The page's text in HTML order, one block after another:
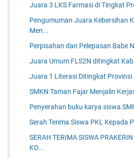
Juara 3 LKS Farmasi di Tingkat
Pengumuman Juara Kebersihan
Men...
Perpisahan dan Pelepasan Babe
Juara Umum FLS2N ditingkat
Juara 1 Literasi Ditingkat Provinsi
SMKN Taman Fajar Menjalin
Penyerahan buku karya siswa
Serah Terima Siswa PKL Kepada
SERAH TERIMA SISWA
KO...